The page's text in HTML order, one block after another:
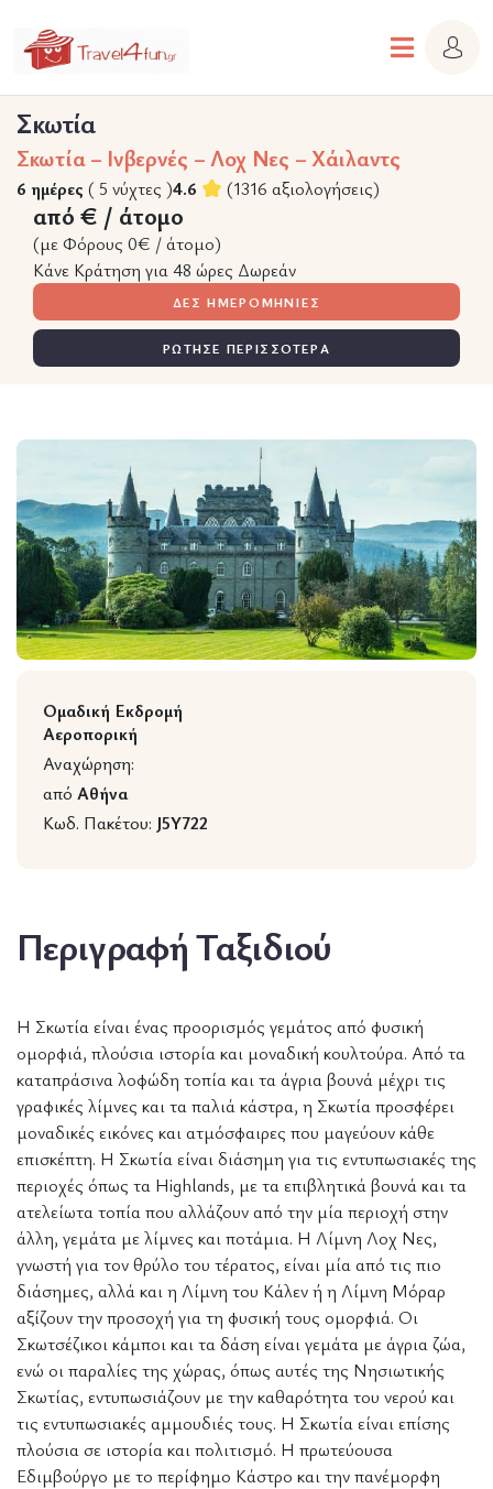
Σκωτία
Σκωτία – Ινβερνές – Λοχ Νες – Χάιλαντς
6 ημέρες ( 5 νύχτες )4.6 (1316 αξιολογήσεις)
από € / άτομο
(με Φόρους 0€ / άτομο)
Κάνε Κράτηση για 48 ώρες Δωρεάν
ΔΕΣ ΗΜΕΡΟΜΗΝΙΕΣ
ΡΩΤΗΣΕ ΠΕΡΙΣΣΟΤΕΡΑ
Wildlife
Ομαδική Εκδρομή
Αεροπορική
Αναχώρηση:
από Αθήνα
Κωδ. Πακέτου: J5Y722
Περιγραφή Ταξιδιού
Η Σκωτία είναι ένας προορισμός γεμάτος από φυσική
ομορφιά, πλούσια ιστορία και μοναδική κουλτούρα. Από τα
καταπράσινα λοφώδη τοπία και τα άγρια βουνά μέχρι τις
γραφικές λίμνες και τα παλιά κάστρα, η Σκωτία προσφέρει
μοναδικές εικόνες και ατμόσφαιρες που μαγεύουν κάθε
επισκέπτη. Η Σκωτία είναι διάσημη για τις εντυπωσιακές της
περιοχές όπως τα Highlands, με τα επιβλητικά βουνά και τα
ατελείωτα τοπία που αλλάζουν από την μία περιοχή στην
άλλη, γεμάτα με λίμνες και ποτάμια. Η Λίμνη Λοχ Νες,
γνωστή για τον θρύλο του τέρατος, είναι μία από τις πιο
διάσημες, αλλά και η Λίμνη του Κάλεν ή η Λίμνη Μόραρ
αξίζουν την προσοχή για τη φυσική τους ομορφιά. Οι
Σκωτσέζικοι κάμποι και τα δάση είναι γεμάτα με άγρια ζώα,
ενώ οι παραλίες της χώρας, όπως αυτές της Νησιωτικής
Σκωτίας, εντυπωσιάζουν με την καθαρότητα του νερού και
τις εντυπωσιακές αμμουδιές τους. Η Σκωτία είναι επίσης
πλούσια σε ιστορία και πολιτισμό. Η πρωτεύουσα
Εδιμβούργο με το περίφημο Κάστρο και την πανέμορφη